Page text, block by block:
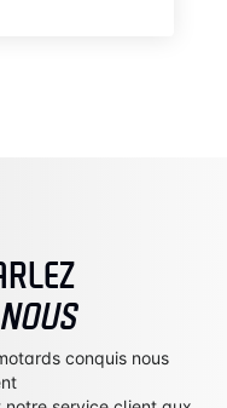
conquis nous